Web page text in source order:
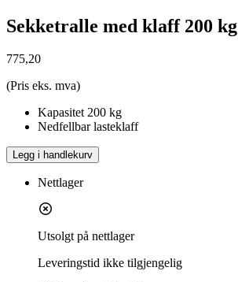
Sekketralle med klaff 200 kg
775,20
(Pris eks. mva)
Kapasitet 200 kg
Nedfellbar lasteklaff
Legg i handlekurv
Nettlager
Utsolgt på nettlager
Leveringstid ikke tilgjengelig